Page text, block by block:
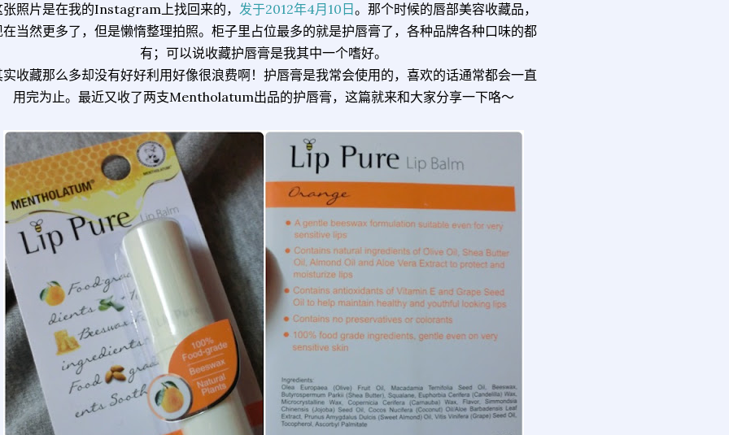
张照片是在我的Instagram上找回来的， 发于2012年4月10日 。那个时候的唇部美容收藏品，
在当然更多了，但是懒惰整理拍照。柜子里占位最多的就是护唇膏了，各种品牌各种口味的都
有；可以说收藏护唇膏是我其中一个嗜好。
实收藏那么多却没有好好利用好像很浪费啊！护唇膏是我常会使用的，喜欢的话通常都会一直
用完为止。最近又收了两支Mentholatum出品的护唇膏，这篇就来和大家分享一下咯～